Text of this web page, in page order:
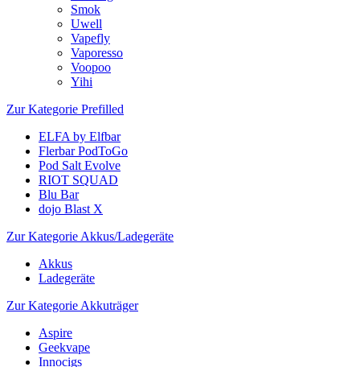
Smok
Uwell
Vapefly
Vaporesso
Voopoo
Yihi
Zur Kategorie Prefilled
ELFA by Elfbar
Flerbar PodToGo
Pod Salt Evolve
RIOT SQUAD
Blu Bar
dojo Blast X
Zur Kategorie Akkus/Ladegeräte
Akkus
Ladegeräte
Zur Kategorie Akkuträger
Aspire
Geekvape
Innocigs